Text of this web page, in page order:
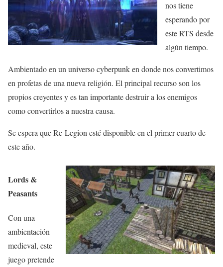
nos tiene
esperando por
este RTS desde
algún tiempo.
Ambientado en un universo cyberpunk en donde nos convertimos
en profetas de una nueva religión. El principal recurso son los
propios creyentes y es tan importante destruir a los enemigos
como convertirlos a nuestra causa.
Se espera que Re-Legion esté disponible en el primer cuarto de
este año.
Lords &
Peasants
Con una
ambientación
medieval, este
juego pretende